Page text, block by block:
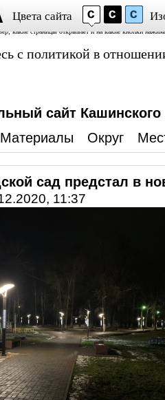
«Спутник/Аналитика» и «Яндекс.Метрика»;
какие страницы открывает и на какие кнопки
с политикой в
Цвета сайта
сайт Кашинского
Материалы Округ
сад предстал в
11:37